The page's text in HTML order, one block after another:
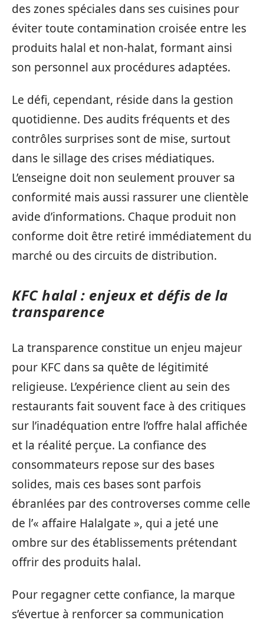
des zones spéciales dans ses cuisines pour
éviter toute contamination croisée entre les
produits halal et non-halat, formant ainsi
son personnel aux procédures adaptées.
Le défi, cependant, réside dans la gestion
quotidienne. Des audits fréquents et des
contrôles surprises sont de mise, surtout
dans le sillage des crises médiatiques.
L’enseigne doit non seulement prouver sa
conformité mais aussi rassurer une clientèle
avide d’informations. Chaque produit non
conforme doit être retiré immédiatement du
marché ou des circuits de distribution.
KFC halal : enjeux et défis de la
transparence
La transparence constitue un enjeu majeur
pour KFC dans sa quête de légitimité
religieuse. L’expérience client au sein des
restaurants fait souvent face à des critiques
sur l’inadéquation entre l’offre halal affichée
et la réalité perçue. La confiance des
consommateurs repose sur des bases
solides, mais ces bases sont parfois
ébranlées par des controverses comme celle
de l’« affaire Halalgate », qui a jeté une
ombre sur des établissements prétendant
offrir des produits halal.
Pour regagner cette confiance, la marque
s’évertue à renforcer sa communication